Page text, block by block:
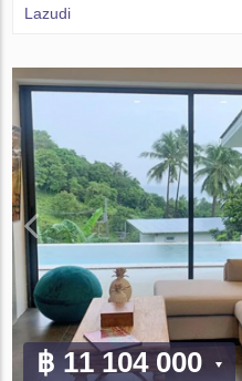
Lazudi
฿ 11 104 000